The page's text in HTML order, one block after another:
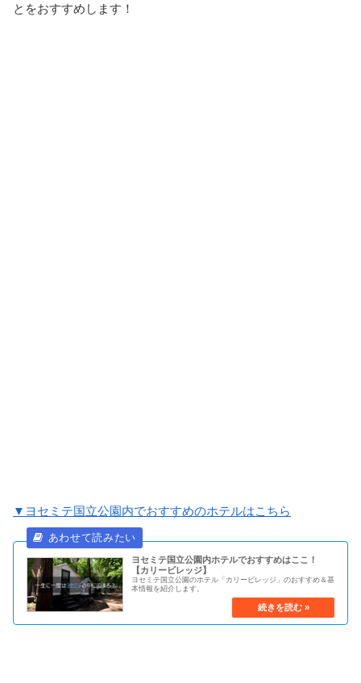
とをおすすめします！
▼ヨセミテ国立公園内でおすすめのホテルはこちら
ヨセミテ国立公園内ホテルでおすすめはここ！
【カリービレッジ】
ヨセミテ国立公園のホテル「カリービレッジ」のおすすめ＆基
本情報を紹介します。